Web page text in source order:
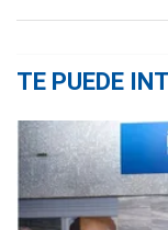
TE PUEDE